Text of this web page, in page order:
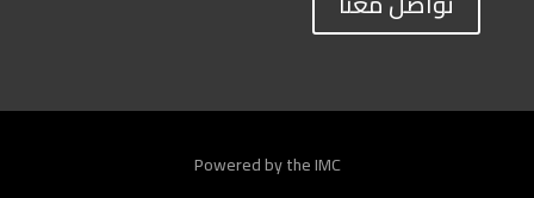
Powered by the IMC